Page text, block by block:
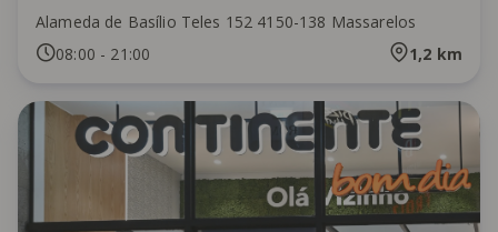
Alameda de Basílio Teles 152 4150-138 Massarelos
08:00 - 21:00 1,2 km